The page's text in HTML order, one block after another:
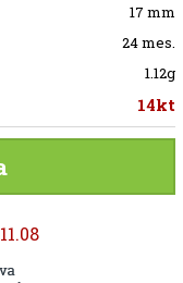
17 mm
24 mes.
1.12g
14kt
11.08